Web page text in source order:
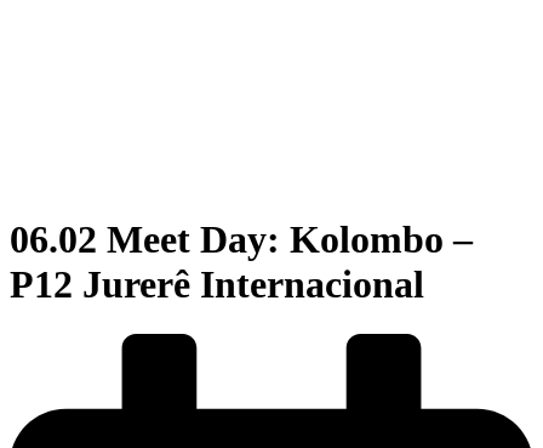
06.02 Meet Day: Kolombo –
P12 Jurerê Internacional